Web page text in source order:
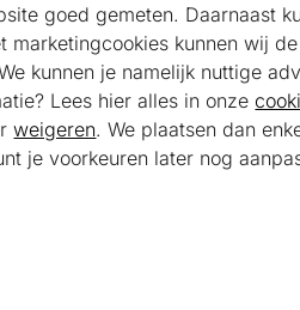
Helpdesk
Veelgestelde vragen
Klantenservice
Bel ons
085 301 22 55 (NL)
goed gemeten. Daarnaast
kunnen wij
kunnen je namelijk nuttige
Lees hier alles in onze
weigeren. We plaatsen dan
je voorkeuren later nog